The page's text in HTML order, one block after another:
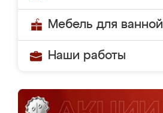
Мебель для ванной
Наши работы